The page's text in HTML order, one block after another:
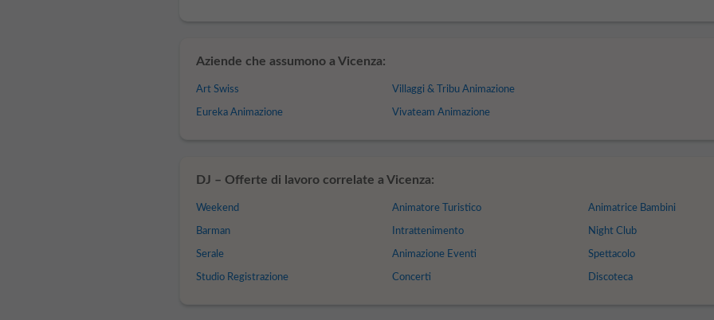
Aziende che assumono a Vicenza:
Art Swiss
Eureka Animazione
Villaggi & Tribu Animazione
Vivateam Animazione
DJ – Offerte di lavoro correlate a Vicenza:
Weekend
Barman
Serale
Studio Registrazione
Animatore Turistico
Intrattenimento
Animazione Eventi
Concerti
Animatrice Bambini
Night Club
Spettacolo
Discoteca